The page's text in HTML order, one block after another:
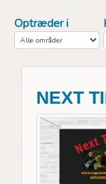
Optræder i
NEXT